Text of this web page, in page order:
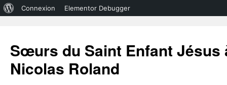
WordPress
Connexion Elementor Debugger
Sœurs du Saint Enfant Jésus
Nicolas Roland